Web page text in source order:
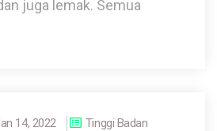
juga lemak. Semua
14, 2022 Tinggi Badan